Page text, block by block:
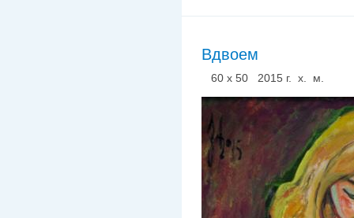
Вдвоем
60 х 50 2015 г. х. м.